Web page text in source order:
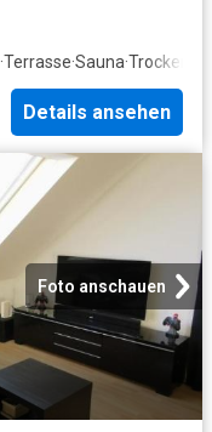
·Terrasse·Sauna·
Details ansehen
Foto anschauen